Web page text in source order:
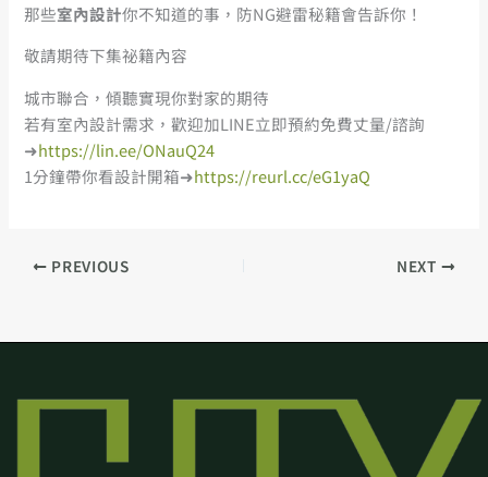
那些室內設計你不知道的事，防NG避雷秘籍會告訴你！
敬請期待下集祕籍內容
城市聯合，傾聽實現你對家的期待
若有室內設計需求，歡迎加LINE立即預約免費丈量/諮詢
➜https://lin.ee/ONauQ24
1分鐘帶你看設計開箱➜https://reurl.cc/eG1yaQ
PREVIOUS NEXT